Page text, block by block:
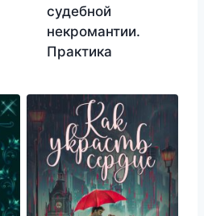
судебной
некромантии.
Практика